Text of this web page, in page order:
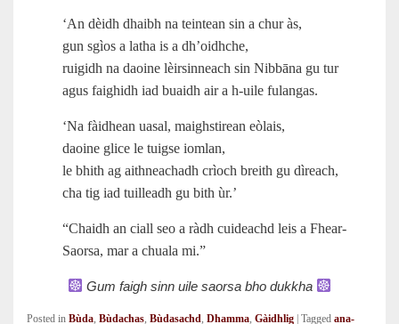
‘An dèidh dhaibh na teintean sin a chur às,
gun sgìos a latha is a dh’oidhche,
ruigidh na daoine lèirsinneach sin Nibbāna gu tur
agus faighidh iad buaidh air a h‑uile fulangas.
‘Na fàidhean uasal, maighstirean eòlais,
daoine glice le tuigse iomlan,
le bhith ag aithneachadh crìoch breith gu dìreach,
cha tig iad tuilleadh gu bith ùr.’
“Chaidh an ciall seo a ràdh cuideachd leis a Fhear-
Saorsa, mar a chuala mi.”
Gum faigh sinn uile saorsa bho dukkha
Posted in Bùda, Bùdachas, Bùdasachd, Dhamma, Gàidhlig Tagged ana-